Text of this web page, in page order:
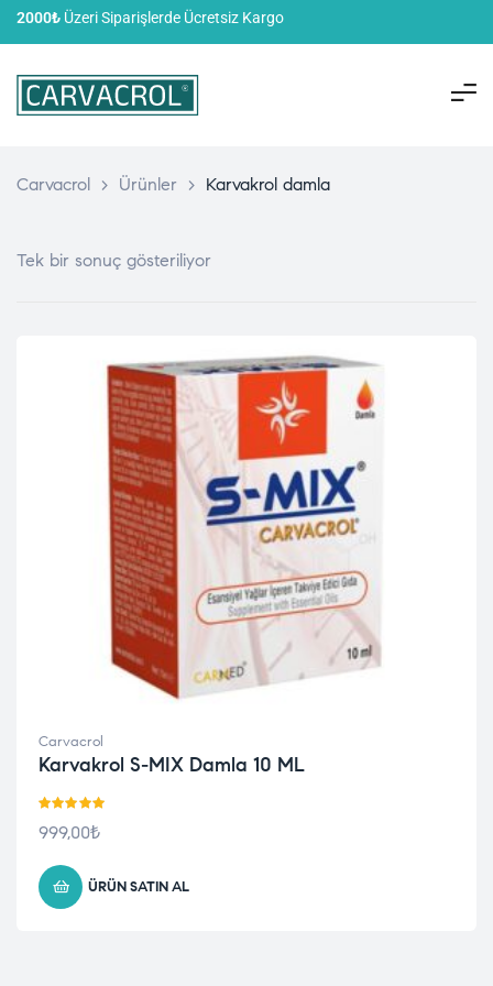
2000₺ Üzeri Siparişlerde Ücretsiz Kargo
Carvacrol > Ürünler > Karvakrol damla
Tek bir sonuç gösteriliyor
Carvacrol
Karvakrol S-MIX Damla 10 ML
5 üzerinden
999,00₺
ÜRÜN SATIN AL